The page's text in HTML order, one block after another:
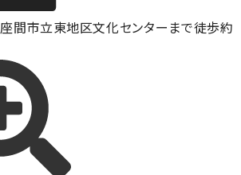
座間市立東地区文化センターまで徒歩約